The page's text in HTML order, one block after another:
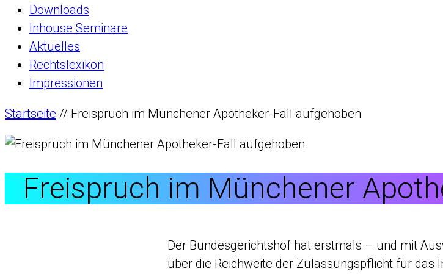
Downloads
Inhouse Seminare
Aktuelles
Rechtslexikon
Impressionen
Startseite // Freispruch im Münchener Apotheker-Fall aufgehoben
Freispruch im Münchener
Der Bundesgerichtshof hat erstmals – und mit
über die Reichweite der Zulassungspflicht für das